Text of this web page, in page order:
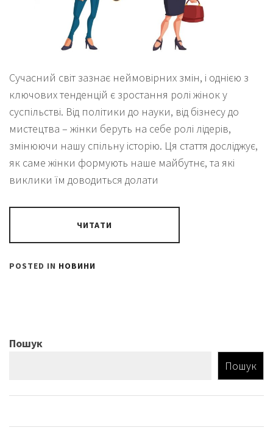
Сучасний світ зазнає неймовірних змін, і однією з
ключових тенденцій є зростання ролі жінок у
суспільстві. Від політики до науки, від бізнесу до
мистецтва – жінки беруть на себе ролі лідерів,
змінюючи нашу спільну історію. Ця стаття досліджує,
як саме жінки формують наше майбутнє, та які
виклики їм доводиться долати
ЧИТАТИ
POSTED IN НОВИНИ
Пошук
Пошук